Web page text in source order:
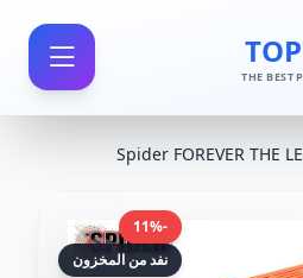
THE BEST
Spider FOREVER THE
-11%
نفد من المخزون